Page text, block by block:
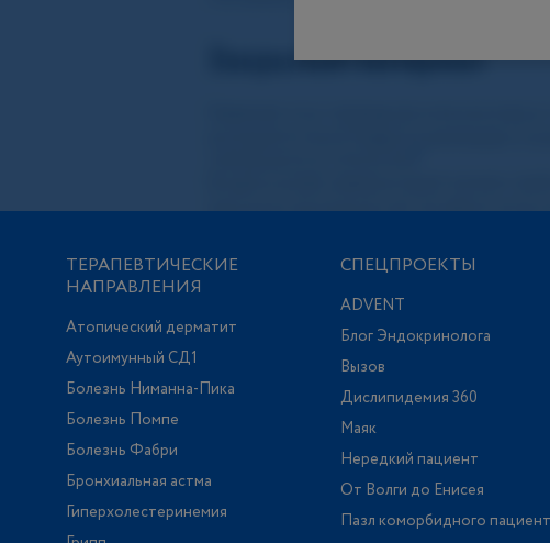
ТЕРАПЕВТИЧЕСКИЕ
НАПРАВЛЕНИЯ
Атопический дерматит
Аутоимунный СД1
Болезнь Ниманна-Пика
Болезнь Помпе
Болезнь Фабри
Бронхиальная астма
Гиперхолестеринемия
СПЕЦПРОЕКТЫ
ADVENT
Блог Эндокринолога
Вызов
Дислипидемия 360
Маяк
Нередкий пациент
От Волги до Енисея
Пазл коморбидного